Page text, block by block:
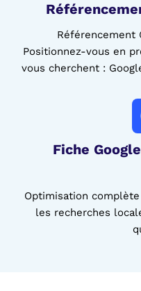
Référencement
Positionnez-vous en
vous cherchent :
Fiche
Optimisation
les recherches